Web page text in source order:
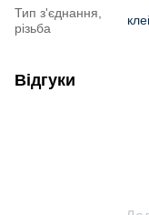
Тип з'єднання,
різьба
Відгуки